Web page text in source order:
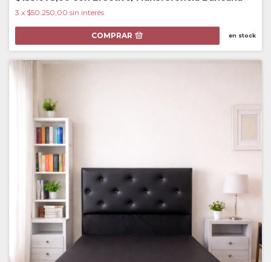
3 x $50.250,00 sin interés
COMPRAR en stock